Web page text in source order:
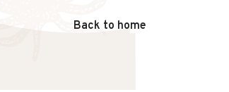
Back to home